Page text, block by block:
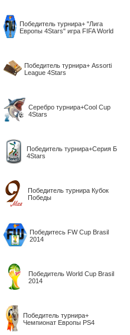
Победитель турнира+ "Лига
Европы 4Stars" игра FIFA World
Победитель турнира+ Assorti
League 4Stars
Серебро турнира+Cool Cup
4Stars
Победитель турнира+Серия Б
4Stars
Победитель турнира Кубок
Победы
Победитесь FW Cup Brasil
2014
Победитель World Cup Brasil
2014
Победитель турнира+
Чемпионат Европы PS4